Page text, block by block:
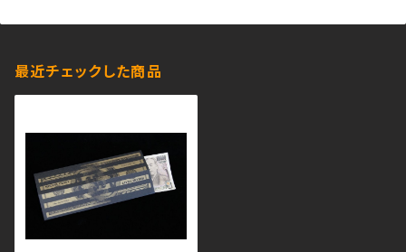
最近チェックした商品